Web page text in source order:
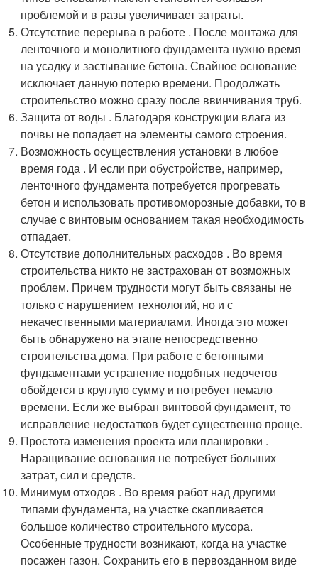
проблемой и в разы увеличивает затраты.
Отсутствие перерыва в работе . После монтажа для
ленточного и монолитного фундамента нужно время
на усадку и застывание бетона. Свайное основание
исключает данную потерю времени. Продолжать
строительство можно сразу после ввинчивания труб.
Защита от воды . Благодаря конструкции влага из
почвы не попадает на элементы самого строения.
Возможность осуществления установки в любое
время года . И если при обустройстве, например,
ленточного фундамента потребуется прогревать
бетон и использовать противоморозные добавки, то в
случае с винтовым основанием такая необходимость
отпадает.
Отсутствие дополнительных расходов . Во время
строительства никто не застрахован от возможных
проблем. Причем трудности могут быть связаны не
только с нарушением технологий, но и с
некачественными материалами. Иногда это может
быть обнаружено на этапе непосредственно
строительства дома. При работе с бетонными
фундаментами устранение подобных недочетов
обойдется в круглую сумму и потребует немало
времени. Если же выбран винтовой фундамент, то
исправление недостатков будет существенно проще.
Простота изменения проекта или планировки .
Наращивание основания не потребует больших
затрат, сил и средств.
Минимум отходов . Во время работ над другими
типами фундамента, на участке скапливается
большое количество строительного мусора.
Особенные трудности возникают, когда на участке
посажен газон. Сохранить его в первозданном виде